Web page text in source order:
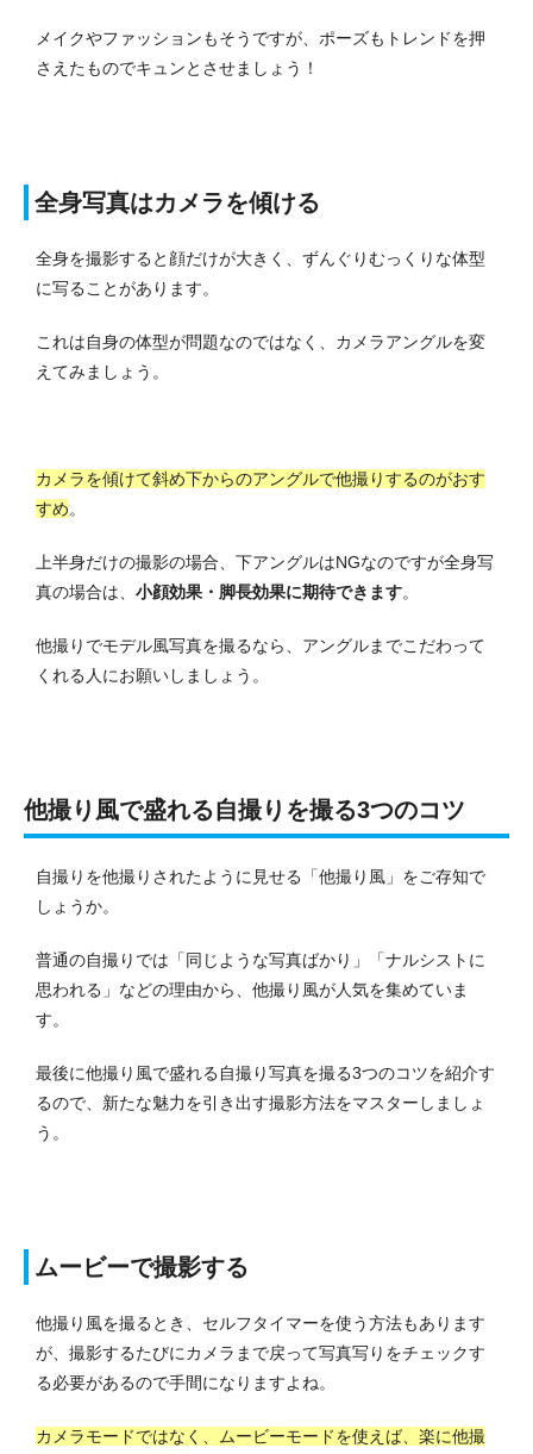
メイクやファッションもそうですが、ポーズもトレンドを押
さえたものでキュンとさせましょう！
全身写真はカメラを傾ける
全身を撮影すると顔だけが大きく、ずんぐりむっくりな体型
に写ることがあります。
これは自身の体型が問題なのではなく、カメラアングルを変
えてみましょう。
カメラを傾けて斜め下からのアングルで他撮りするのがおす
すめ。
上半身だけの撮影の場合、下アングルはNGなのですが全身写
真の場合は、 小顔効果・脚長効果に期待できます。
他撮りでモデル風写真を撮るなら、アングルまでこだわって
くれる人にお願いしましょう。
他撮り風で盛れる自撮りを撮る3つのコツ
自撮りを他撮りされたように見せる「他撮り風」をご存知で
しょうか。
普通の自撮りでは「同じような写真ばかり」「ナルシストに
思われる」などの理由から、他撮り風が人気を集めていま
す。
最後に他撮り風で盛れる自撮り写真を撮る3つのコツを紹介す
るので、新たな魅力を引き出す撮影方法をマスターしましょ
う。
ムービーで撮影する
他撮り風を撮るとき、セルフタイマーを使う方法もあります
が、撮影するたびにカメラまで戻って写真写りをチェックす
る必要があるので手間になりますよね。
カメラモードではなく、ムービーモードを使えば、楽に他撮